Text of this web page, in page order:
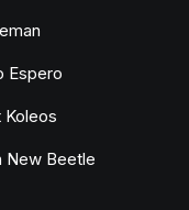
Espero
Koleos
New Beetle